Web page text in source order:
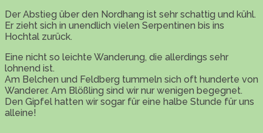
Der Abstieg über den Nordhang ist sehr schattig und kühl.
Er zieht sich in unendlich vielen Serpentinen bis ins
Hochtal zurück.
Eine nicht so leichte Wanderung, die allerdings sehr
lohnend ist.
Am Belchen und Feldberg tummeln sich oft hunderte von
Wanderer. Am Blößling sind wir nur wenigen begegnet.
Den Gipfel hatten wir sogar für eine halbe Stunde für uns
alleine!